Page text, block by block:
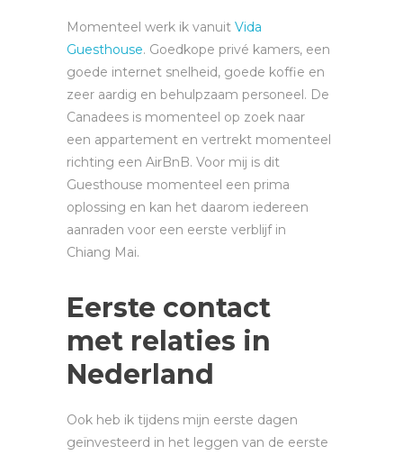
Momenteel werk ik vanuit Vida
Guesthouse. Goedkope privé kamers, een
goede internet snelheid, goede koffie en
zeer aardig en behulpzaam personeel. De
Canadees is momenteel op zoek naar
een appartement en vertrekt momenteel
richting een AirBnB. Voor mij is dit
Guesthouse momenteel een prima
oplossing en kan het daarom iedereen
aanraden voor een eerste verblijf in
Chiang Mai.
Eerste contact
met relaties in
Nederland
Ook heb ik tijdens mijn eerste dagen
geïnvesteerd in het leggen van de eerste